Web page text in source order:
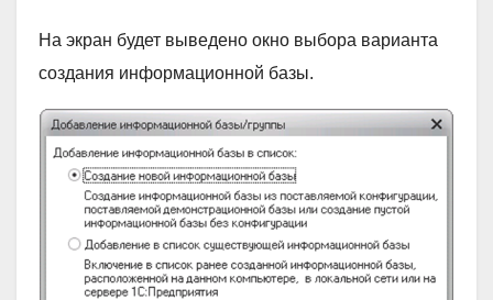
На экран будет выведено окно выбора варианта
создания информационной базы.